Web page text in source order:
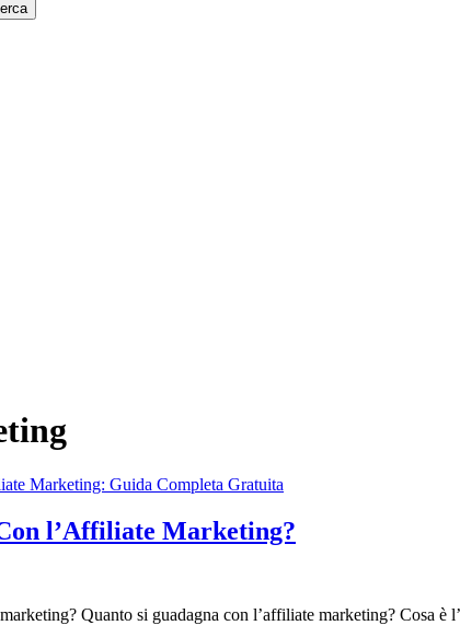
l’Affiliate Marketing?
Quanto si guadagna con l’affiliate marketing? Cosa